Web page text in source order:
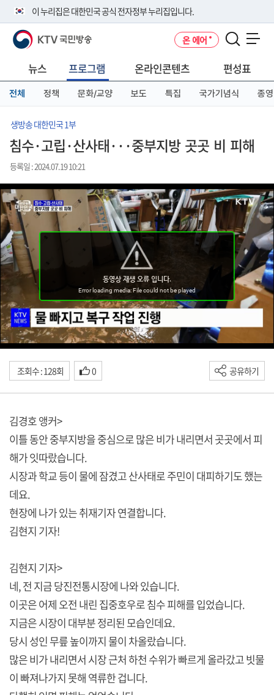
이 누리집은 대한민국 공식 전자정부 누리집입니다.
공식 누리집 주소 확인하기
니다.
이밖에 or.kr 또는 .kr등 다른 도메인 주소를 사용하고 있다면 아래 URL에
서 도메인 주소를 확인해 보세요
KTV 국민방송 온 에어
뉴스 프로그램 온라인콘텐츠 편성표
전체 정책 문화/교양 보도 특집 국가기념식 종영
생방송 대한민국 1부
침수·고립·산사태···중부지방 곳곳 비 피해
등록일 : 2024.07.19 10:21
조회수 : 128회 0 공유하기
김경호 앵커>
이틀 동안 중부지방을 중심으로 많은 비가 내리면서 곳곳에서 피
해가 잇따랐습니다.
시장과 학교 등이 물에 잠겼고 산사태로 주민이 대피하기도 했는
데요.
현장에 나가 있는 취재기자 연결합니다.
김현지 기자!
김현지 기자>
네, 전 지금 당진전통시장에 나와 있습니다.
이곳은 어제 오전 내린 집중호우로 침수 피해를 입었습니다.
지금은 시장이 대부분 정리된 모습인데요.
당시 성인 무릎 높이까지 물이 차올랐습니다.
많은 비가 내리면서 시장 근처 하천 수위가 빠르게 올라갔고 빗물
이 빠져나가지 못해 역류한 겁니다.